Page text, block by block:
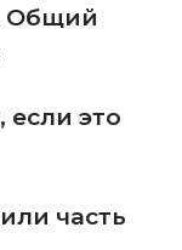
Общий
если это
часть